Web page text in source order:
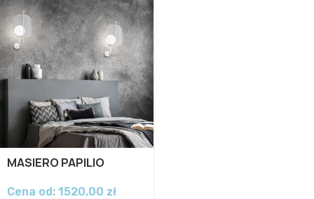
MASIERO PAPILIO
Cena od: 1520,00 zł